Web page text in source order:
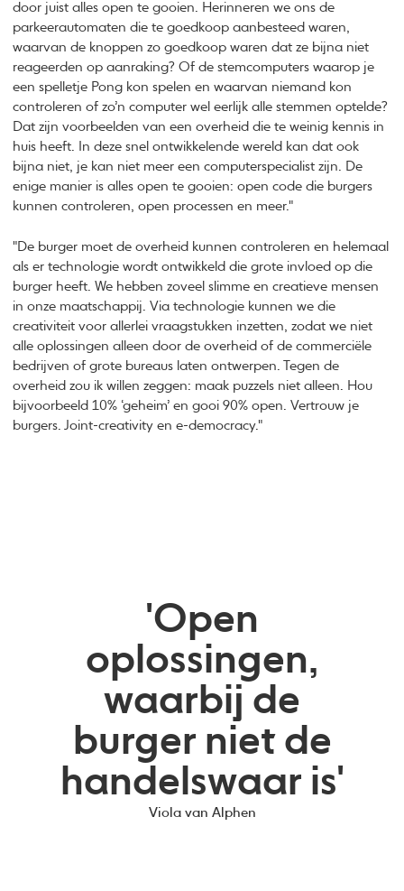
door juist alles open te gooien. Herinneren we ons de
parkeerautomaten die te goedkoop aanbesteed waren,
waarvan de knoppen zo goedkoop waren dat ze bijna niet
reageerden op aanraking? Of de stemcomputers waarop je
een spelletje Pong kon spelen en waarvan niemand kon
controleren of zo’n computer wel eerlijk alle stemmen optelde?
Dat zijn voorbeelden van een overheid die te weinig kennis in
huis heeft. In deze snel ontwikkelende wereld kan dat ook
bijna niet, je kan niet meer een computerspecialist zijn. De
enige manier is alles open te gooien: open code die burgers
kunnen controleren, open processen en meer."
"De burger moet de overheid kunnen controleren en helemaal
als er technologie wordt ontwikkeld die grote invloed op die
burger heeft. We hebben zoveel slimme en creatieve mensen
in onze maatschappij. Via technologie kunnen we die
creativiteit voor allerlei vraagstukken inzetten, zodat we niet
alle oplossingen alleen door de overheid of de commerciële
bedrijven of grote bureaus laten ontwerpen. Tegen de
overheid zou ik willen zeggen: maak puzzels niet alleen. Hou
bijvoorbeeld 10% ‘geheim’ en gooi 90% open. Vertrouw je
burgers. Joint-creativity en e-democracy."
'Open
oplossingen,
waarbij de
burger niet de
handelswaar is'
Viola van Alphen